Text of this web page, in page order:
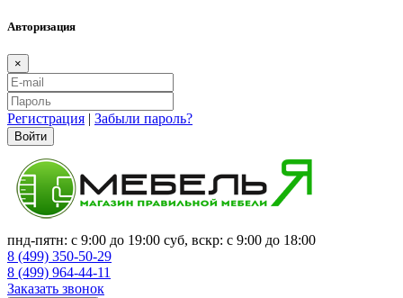
Авторизация
×
Регистрация | Забыли пароль?
Войти
пнд-пятн: с 9:00 до 19:00 суб, вскр: с 9:00 до 18:00
8 (499) 350-50-29
8 (499) 964-44-11
Заказать звонок